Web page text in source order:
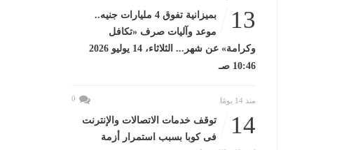
13
بميزانية تفوق 4 مليارات جنيه..
موعد وآليات صرف «تكافل
وكرامة» عن شهر... الثلاثاء، 14 يوليو 2026
10:46 صـ
منذ 14 يومًا 0
14
توقف خدمات الاتصالات والإنترنت
فى كوبا بسبب استمرار أزمة